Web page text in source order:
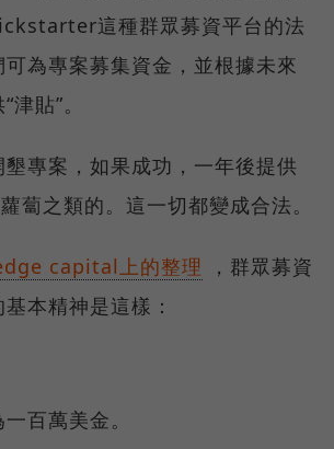
這種群眾募資平台的法
為專案募集資金，並根據未來
貼”。
專案，如果成功，一年後提供
蔔之類的。這一切都變成合法。
capital上的整理
，群眾募資
本精神是這樣：
百萬美金。